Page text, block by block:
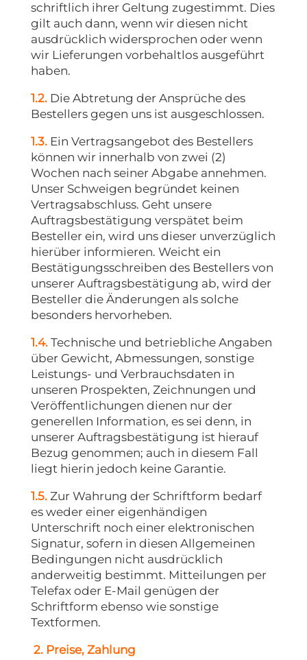
schriftlich ihrer Geltung zugestimmt. Dies
gilt auch dann, wenn wir diesen nicht
ausdrücklich widersprochen oder wenn
wir Lieferungen vorbehaltlos ausgeführt
haben.
1.2. Die Abtretung der Ansprüche des
Bestellers gegen uns ist ausgeschlossen.
1.3. Ein Vertragsangebot des Bestellers
können wir innerhalb von zwei (2)
Wochen nach seiner Abgabe annehmen.
Unser Schweigen begründet keinen
Vertragsabschluss. Geht unsere
Auftragsbestätigung verspätet beim
Besteller ein, wird uns dieser unverzüglich
hierüber informieren. Weicht ein
Bestätigungsschreiben des Bestellers von
unserer Auftragsbestätigung ab, wird der
Besteller die Änderungen als solche
besonders hervorheben.
1.4. Technische und betriebliche Angaben
über Gewicht, Abmessungen, sonstige
Leistungs- und Verbrauchsdaten in
unseren Prospekten, Zeichnungen und
Veröffentlichungen dienen nur der
generellen Information, es sei denn, in
unserer Auftragsbestätigung ist hierauf
Bezug genommen; auch in diesem Fall
liegt hierin jedoch keine Garantie.
1.5. Zur Wahrung der Schriftform bedarf
es weder einer eigenhändigen
Unterschrift noch einer elektronischen
Signatur, sofern in diesen Allgemeinen
Bedingungen nicht ausdrücklich
anderweitig bestimmt. Mitteilungen per
Telefax oder E-Mail genügen der
Schriftform ebenso wie sonstige
Textformen.
2. Preise, Zahlung